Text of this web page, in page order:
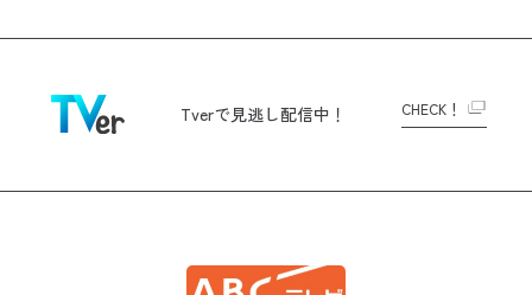
Tverで見逃し配信中！ CHECK！